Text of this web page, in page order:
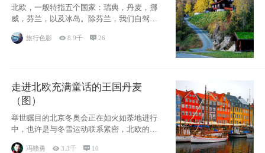
北欧，一般特指五个国家：瑞典，丹麦，挪
威，芬兰，以及冰岛。除芬兰，我们自驾游
旅行色影 8.9千 26
走进北欧充满童话的王国丹麦
（图）
举世瞩目的北京冬奥会正在如火如荼地进行
中，也许是与冬雪运动联系紧密，北欧的一
些国家因
冯赣勇 3.3千  10